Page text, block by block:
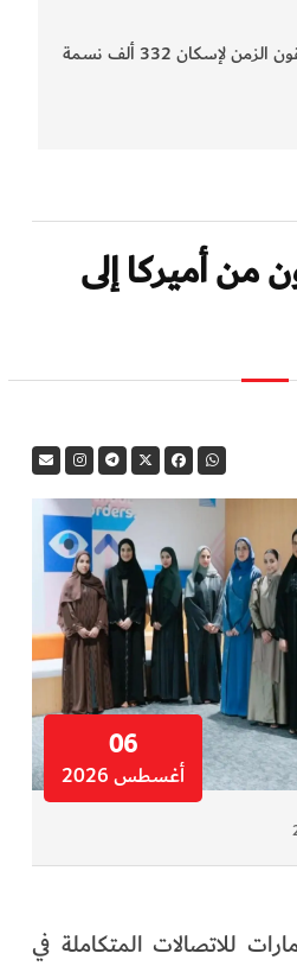
مطورو دبي العقاريين يسابقون الزمن لإسكان 332 ألف نسمة
من أميركا إلى
06
أغسطس 2026
للاتصالات المتكاملة في